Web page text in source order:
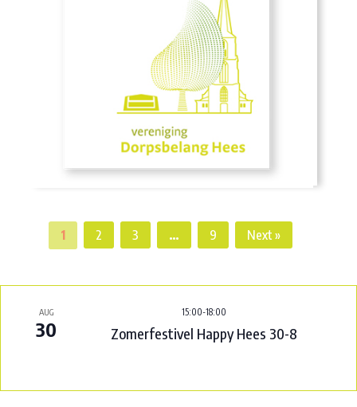
1 2 3 … 9 Next »
AUG
30
15:00-18:00
Zomerfestivel Happy Hees 30-8